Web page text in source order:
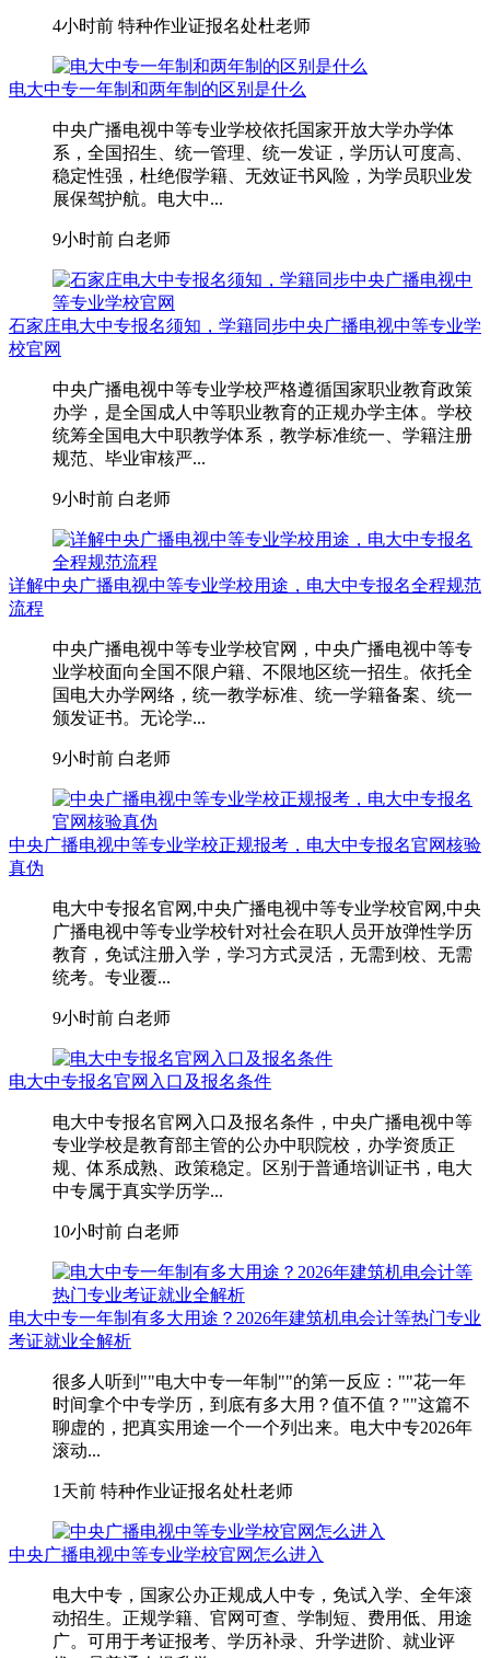
4小时前 特种作业证报名处杜老师
电大中专一年制和两年制的区别是什么
中央广播电视中等专业学校依托国家开放大学办学体
系，全国招生、统一管理、统一发证，学历认可度高、
稳定性强，杜绝假学籍、无效证书风险，为学员职业发
展保驾护航。电大中...
9小时前 白老师
石家庄电大中专报名须知，学籍同步中央广播电视中等专业学
校官网
中央广播电视中等专业学校严格遵循国家职业教育政策
办学，是全国成人中等职业教育的正规办学主体。学校
统筹全国电大中职教学体系，教学标准统一、学籍注册
规范、毕业审核严...
9小时前 白老师
详解中央广播电视中等专业学校用途，电大中专报名全程规范
流程
中央广播电视中等专业学校官网，中央广播电视中等专
业学校面向全国不限户籍、不限地区统一招生。依托全
国电大办学网络，统一教学标准、统一学籍备案、统一
颁发证书。无论学...
9小时前 白老师
中央广播电视中等专业学校正规报考，电大中专报名官网核验
真伪
电大中专报名官网,中央广播电视中等专业学校官网,中央
广播电视中等专业学校针对社会在职人员开放弹性学历
教育，免试注册入学，学习方式灵活，无需到校、无需
统考。专业覆...
9小时前 白老师
电大中专报名官网入口及报名条件
电大中专报名官网入口及报名条件，中央广播电视中等
专业学校是教育部主管的公办中职院校，办学资质正
规、体系成熟、政策稳定。区别于普通培训证书，电大
中专属于真实学历学...
10小时前 白老师
电大中专一年制有多大用途？2026年建筑机电会计等热门专业
考证就业全解析
很多人听到""电大中专一年制""的第一反应：""花一年
时间拿个中专学历，到底有多大用？值不值？""这篇不
聊虚的，把真实用途一个一个列出来。电大中专2026年
滚动...
1天前 特种作业证报名处杜老师
中央广播电视中等专业学校官网怎么进入
电大中专，国家公办正规成人中专，免试入学、全年滚
动招生。正规学籍、官网可查、学制短、费用低、用途
广。可用于考证报考、学历补录、升学进阶、就业评